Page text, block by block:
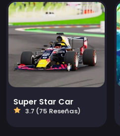
Super Star Car
3.7 (75 Reseñas)